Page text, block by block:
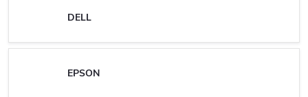
DELL
EPSON